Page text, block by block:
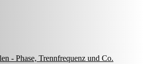
- Phase, Trennfrequenz und Co.